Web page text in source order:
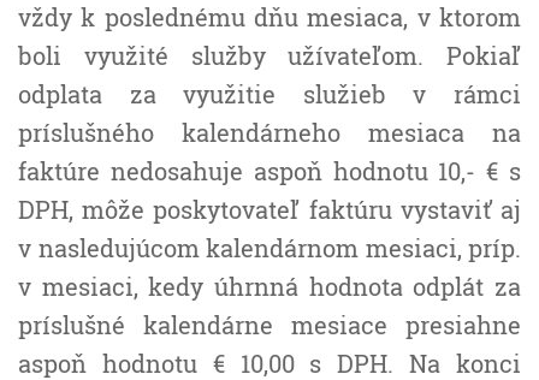
vždy k poslednému dňu mesiaca, v ktorom
boli využité služby užívateľom. Pokiaľ
odplata za využitie služieb v rámci
príslušného kalendárneho mesiaca na
faktúre nedosahuje aspoň hodnotu 10,- € s
DPH, môže poskytovateľ faktúru vystaviť aj
v nasledujúcom kalendárnom mesiaci, príp.
v mesiaci, kedy úhrnná hodnota odplát za
príslušné kalendárne mesiace presiahne
aspoň hodnotu € 10,00 s DPH. Na konci